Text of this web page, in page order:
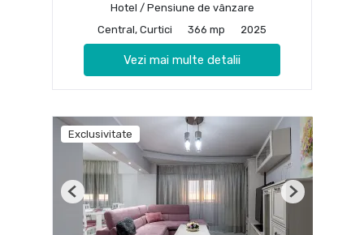
Hotel / Pensiune de vânzare
Central, Curtici
366 mp 2025
Vezi mai multe detalii
Exclusivitate
Previous Next